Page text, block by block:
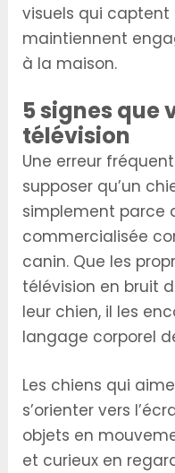
visuels qui
maintiennent
à la maison.
5 signes que
télévision
Une erreur
supposer qu’un
simplement parce
commercialisée
canin. Que les
télévision en bruit
leur chien, il les
langage corporel
Les chiens qui
s’orienter vers
objets en
et curieux en